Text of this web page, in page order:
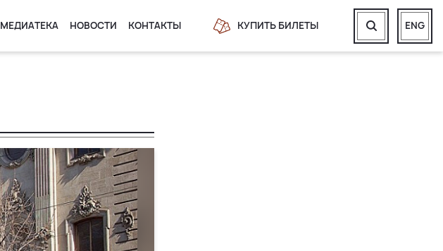
МЕДИАТЕКА НОВОСТИ КОНТАКТЫ КУПИТЬ БИЛЕТЫ ENG